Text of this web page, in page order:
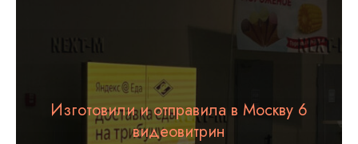
Изготовили и отправила в Москву 6
видеовитрин